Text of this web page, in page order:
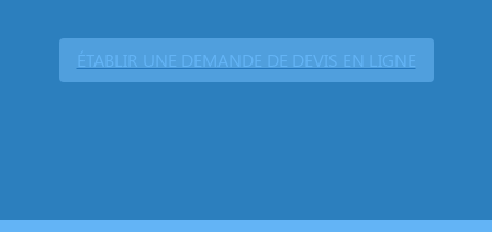
ÉTABLIR UNE DEMANDE DE DEVIS EN LIGNE